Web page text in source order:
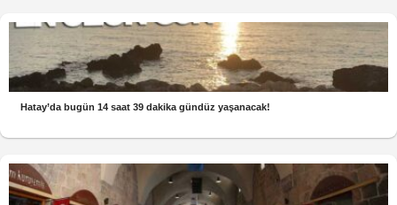
Hatay’da bugün 14 saat 39 dakika gündüz yaşanacak!